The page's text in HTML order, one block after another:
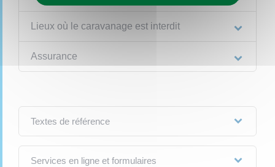
Lieux où le caravanage est interdit
Assurance
Textes de référence
Services en ligne et formulaires